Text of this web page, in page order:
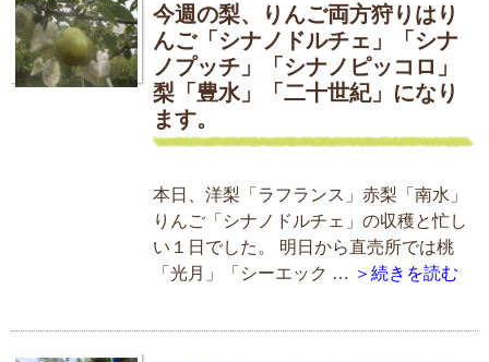
今週の梨、りんご両方狩りはり
んご「シナノドルチェ」「シナ
ノプッチ」「シナノピッコロ」
梨「豊水」「二十世紀」になり
ます。
本日、洋梨「ラフランス」赤梨「南水」
りんご「シナノドルチェ」の収穫と忙し
い１日でした。 明日から直売所では桃
「光月」「シーエック … ＞続きを読む